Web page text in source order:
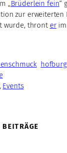
„Brüderlein fein“
zur erweiterten
wurde, thront er
hofburg
, Events